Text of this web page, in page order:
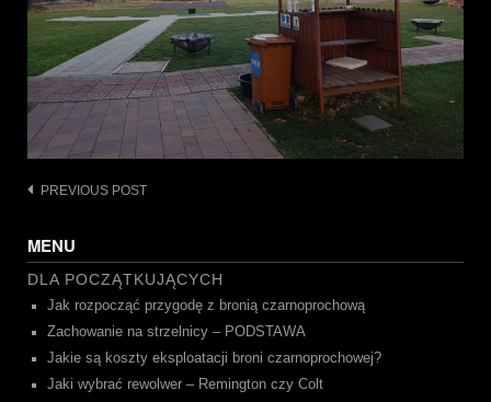
Post
PREVIOUS POST
MENU
DLA POCZĄTKUJĄCYCH
Jak rozpocząć przygodę z bronią czarnoprochową
Zachowanie na strzelnicy – PODSTAWA
Jakie są koszty eksploatacji broni czarnoprochowej?
Jaki wybrać rewolwer – Remington czy Colt